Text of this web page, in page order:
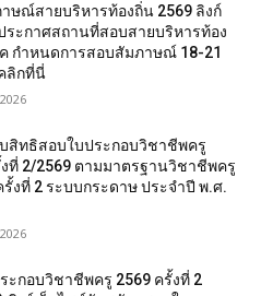
ษณ์สายบริหารท้องถิ่น 2569 ลิงก์
ระกาศสถานที่สอบสายบริหารท้อง
กำหนดการสอบสัมภาษณ์ 18-21
ลิกที่นี่
สิทธิสอบใบประกอบวิชาชีพครู
งที่ 2/2569 ตามมาตรฐานวิชาชีพครู
งที่ 2 ระบบกระดาษ ประจำปี พ.ศ.
ะกอบวิชาชีพครู 2569 ครั้งที่ 2